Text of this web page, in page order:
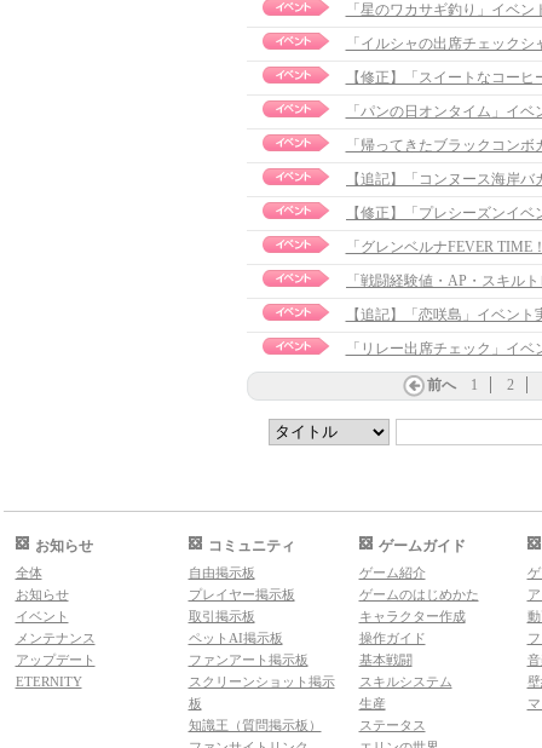
「星のワカサギ釣り」イベ
「イルシャの出席チェック
【修正】「スイートなコー
「パンの日オンタイム」イ
「帰ってきたブラックコン
「グレンベルナFEVER
【追記】「恋咲島」イベン
「リレー出席チェック」イ
前へ 1 2
お知らせ
全体
お知らせ
イベント
メンテナンス
アップデート
ETERNITY
コミュニティ
自由掲示板
プレイヤー掲示板
取引掲示板
ペットAI掲示板
ファンアート掲示板
スクリーンショット掲示
板
知識王（質問掲示板）
ゲームガイド
ゲーム紹介
ゲームのはじめかた
キャラクター作成
操作ガイド
基本戦闘
スキルシステム
生産
ステータス